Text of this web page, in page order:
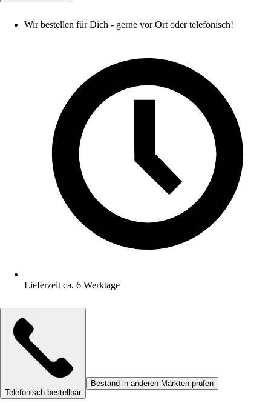
Wir bestellen für Dich - gerne vor Ort oder telefonisch!
Lieferzeit ca. 6 Werktage
Telefonisch bestellbar
Bestand in anderen Märkten prüfen